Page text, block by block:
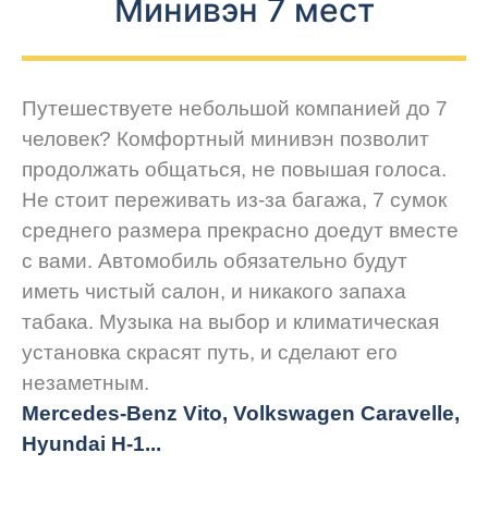
Минивэн 7 мест
Путешествуете небольшой компанией до 7
человек? Комфортный минивэн позволит
продолжать общаться, не повышая голоса.
Не стоит переживать из-за багажа, 7 сумок
среднего размера прекрасно доедут вместе
с вами. Автомобиль обязательно будут
иметь чистый салон, и никакого запаха
табака. Музыка на выбор и климатическая
установка скрасят путь, и сделают его
незаметным.
Mercedes-Benz Vito, Volkswagen Caravelle,
Hyundai H-1...